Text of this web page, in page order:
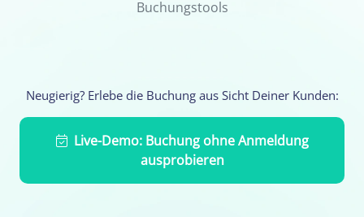
Buchungstools
Neugierig? Erlebe die Buchung aus Sicht Deiner Kunden:
Live-Demo: Buchung ohne Anmeldung
ausprobieren